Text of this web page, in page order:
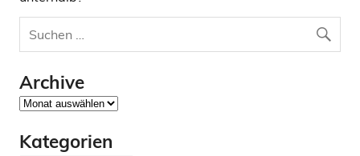
Archive
Archive
Kategorien